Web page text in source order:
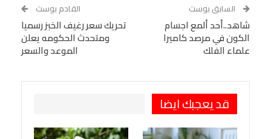
البريد الإلكتروني
StumbleUpon
VK
Digg
LINE
BlackBerry
Viber
السابق بوست
شاهد..أحد ألمع اجسام
الكون في مرصد كاميرا
علماء الفلك
القادم بوست
تحريك سعر رغيف الخبز رسميا
ومتحدث الحكومه يعلن
الموعد والسعر
قد يعجبك ايضا